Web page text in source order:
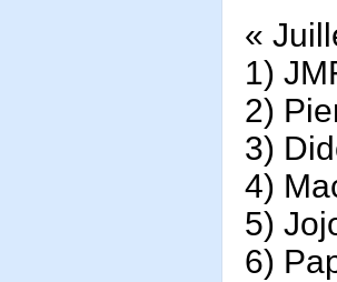
«
1)
2)
3)
4)
5)
6)